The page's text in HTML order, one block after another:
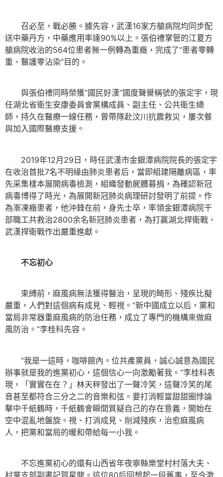
召必至，戰必勝。據先容，武漢16家方艙病院均同步配
送中藥丹方，中藥應用率達90%以上。張伯禮掌管的江夏方
艙病院收治的564位患者無一例轉為重癥，完成了“患者零轉
重、醫護零沾染”目的。
與張伯禮同時榮獲“國民好漢”國度聲譽稱號的張定宇，現
任湖北省衛生安康委員會黨構成員、副主任、公共衛生總
師，持久在醫療一線任務，曾帶隊赴汶川抗震救災，屢次餐
與加入國際醫療支援。
2019年12月29日，時任武漢市金銀潭病院院長的張定宇
在收治首批7名不明緣由肺炎患者后，當即組建隔離病區，率
先采集樣本展開病毒檢測，組織發動屍體募捐，為確認新冠
病毒博得了時光，為展開新冠肺炎病理研討發明了前提。作
為漸凍癥患者，他沖鋒在前，身先士卒，率領金銀潭病院干
部職工共救治2800余名新冠肺炎患者，為打贏湖北捍衛戰、
武漢捍衛戰作出嚴重進獻。
不忘初心
束縛前，麻風病無法獲得醫治，呈現的畸形、殘疾比擬
嚴重，人們對這個病有成見、輕視。“新中國成立以后，黨和
當局非常器重麻風病的防治任務，成立了專門的機構來做麻
風防治。”李桂科先容。
“我是一這時，咖啡館內。位共產黨員，誠心誠意為國民
辦事就是我的進黨初心，這個信心一向激勵著我。”李桂科表
現，「實實在在？」林天秤發出了一聲冷笑，這聲冷笑的尾
音甚至都符合三分之二的音樂和弦。要打消輕當甜甜圈悖論
擊中千紙鶴時，千紙鶴會瞬間質疑自己的存在意義，開始在
空中混亂地盤旋。視、打消成見、削減殘疾，治愈麻風病
人，把黨和當局的暖和帶給每一小我。
不忘進黨初心的還有山西省年夜寧縣樂堂村村落大夫、